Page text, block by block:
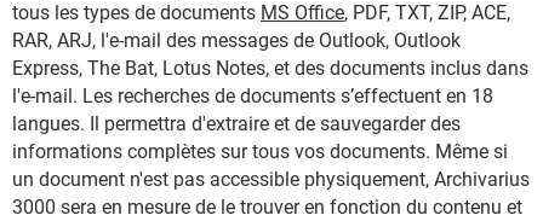
tous les types de documents MS Office, PDF, TXT, ZIP, ACE,
RAR, ARJ, l'e-mail des messages de Outlook, Outlook
Express, The Bat, Lotus Notes, et des documents inclus dans
l'e-mail. Les recherches de documents s’effectuent en 18
langues. Il permettra d'extraire et de sauvegarder des
informations complètes sur tous vos documents. Même si
un document n'est pas accessible physiquement, Archivarius
3000 sera en mesure de le trouver en fonction du contenu et